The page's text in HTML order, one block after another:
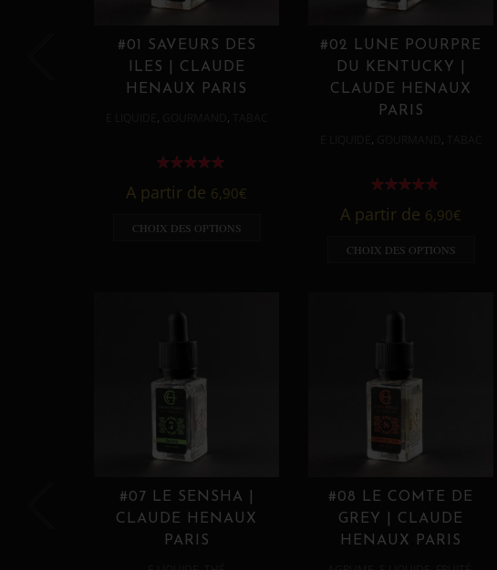
#01 SAVEURS DES
ILES | CLAUDE
HENAUX PARIS
, ,
A partir de 6,90€
CHOIX DES OPTIONS
#02 LUNE POURPRE
DU KENTUCKY |
CLAUDE HENAUX
PARIS
, ,
A partir de 6,90€
CHOIX DES OPTIONS
#07 LE SENSHA |
CLAUDE HENAUX
PARIS
#08 LE COMTE DE
GREY | CLAUDE
HENAUX PARIS